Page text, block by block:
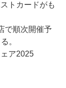
トカードがも
で順次開催予
。
ア2025